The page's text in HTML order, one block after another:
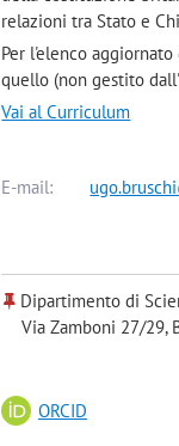
relazioni tra Stato e
Per l'elenco
quello (non gestito
Vai al Curriculum
E-mail:
Dipartimento di
Via Zamboni 27/29,
ORCID